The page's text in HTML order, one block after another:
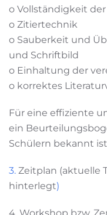
o Vollständigkeit
o Zitiertechnik
o Sauberkeit und
und Schriftbild
o Einhaltung der
o korrektes
Für eine effiziente
ein
Schülern bekannt
3. Zeitplan (aktuelle
hinterlegt)